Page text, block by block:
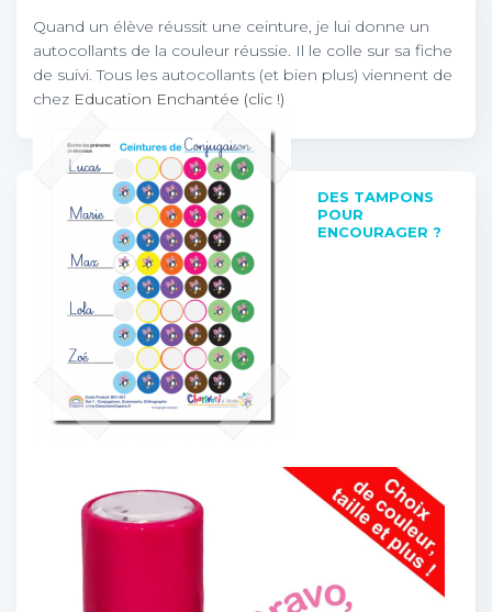
Quand un élève réussit une ceinture, je lui donne un
autocollants de la couleur réussie. Il le colle sur sa fiche
de suivi. Tous les autocollants (et bien plus) viennent de
chez Education Enchantée (clic !)
DES TAMPONS
POUR
ENCOURAGER ?